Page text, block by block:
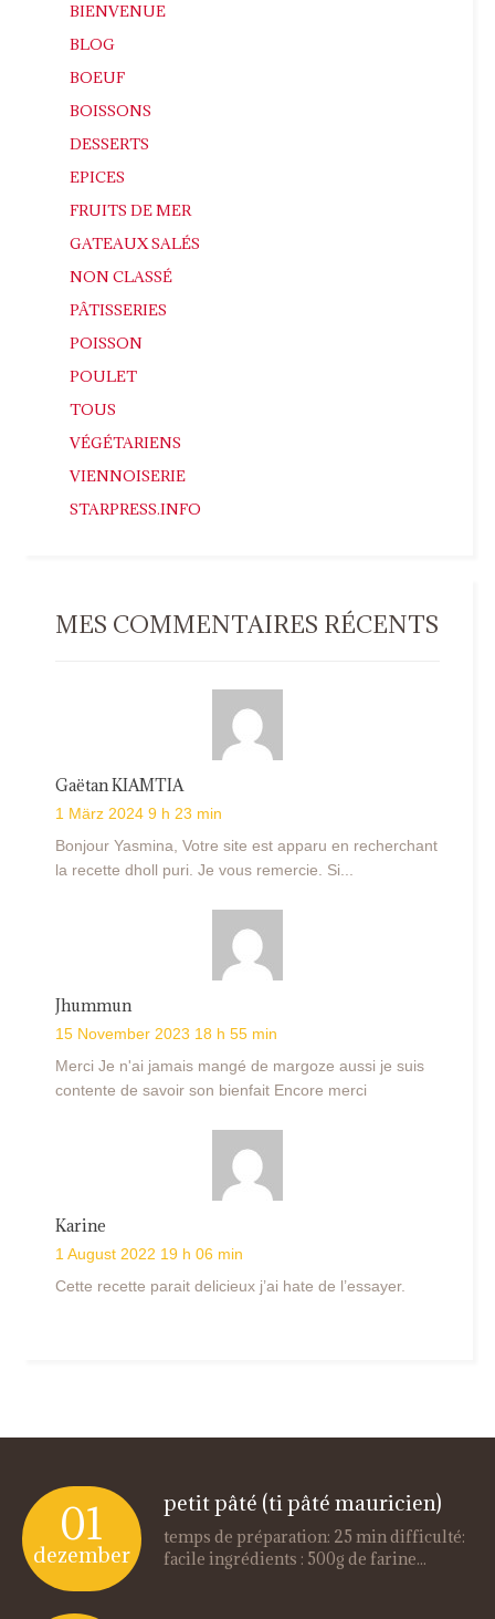
BIENVENUE
BLOG
BOEUF
BOISSONS
DESSERTS
EPICES
FRUITS DE MER
GATEAUX SALÉS
NON CLASSÉ
PÂTISSERIES
POISSON
POULET
TOUS
VÉGÉTARIENS
VIENNOISERIE
STARPRESS.INFO
MES COMMENTAIRES RÉCENTS
Gaëtan KIAMTIA
1 März 2024 9 h 23 min
Bonjour Yasmina, Votre site est apparu en recherchant
la recette dholl puri. Je vous remercie. Si...
Jhummun
15 November 2023 18 h 55 min
Merci Je n'ai jamais mangé de margoze aussi je suis
contente de savoir son bienfait Encore merci
Karine
1 August 2022 19 h 06 min
Cette recette parait delicieux j’ai hate de l’essayer.
01
dezember
petit pâté (ti pâté mauricien)
temps de préparation: 25 min difficulté:
facile ingrédients : 500g de farine...